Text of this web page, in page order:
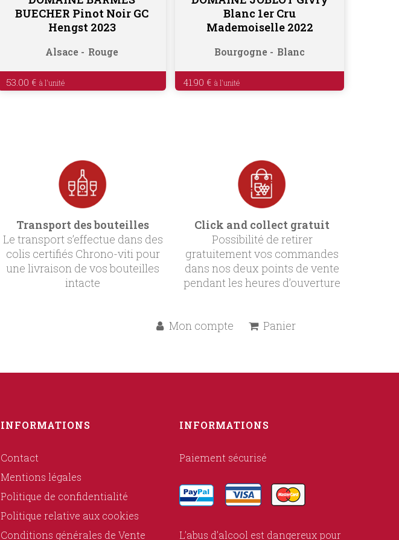
BUECHER Pinot Noir GC
Hengst 2023
Alsace Rouge
53.00 €
Blanc 1er Cru
Mademoiselle 2022
Bourgogne Blanc
41.90 €
Transport des bouteilles
Le transport s’effectue dans des
colis certifiés Chrono-viti pour
une livraison de vos bouteilles
intacte
Click and collect gratuit
Possibilité de retirer
gratuitement vos commandes
dans nos deux points de vente
pendant les heures d’ouverture
Mon compte Panier
INFORMATIONS
Contact
Mentions légales
Politique de confidentialité
Politique relative aux cookies
Conditions générales de Vente
INFORMATIONS
Paiement sécurisé
L’abus d’alcool est dangereux pour